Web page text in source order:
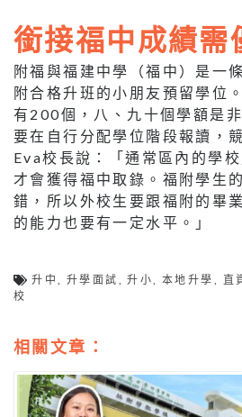
銜接福中成績需
附福與福建中學（福中）是一
附合格升班的小朋友預留學位
有200個，八、九十個學額是
要在自行分配學位階段報讀，
Eva校長說：「通常區內的學
才會獲得福中取錄。福附學生
錯，所以外校生要跟福附的畢
的能力也要有一定水平。」
升中 ,升學面試 ,升小 ,本地升學 直
校
相關文章：